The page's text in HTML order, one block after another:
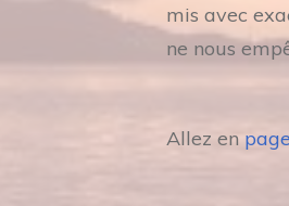
mis avec
ne nous
Allez en